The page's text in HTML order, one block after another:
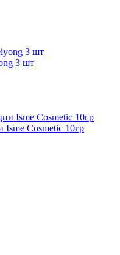
3 шт
Cosmetic 10гр